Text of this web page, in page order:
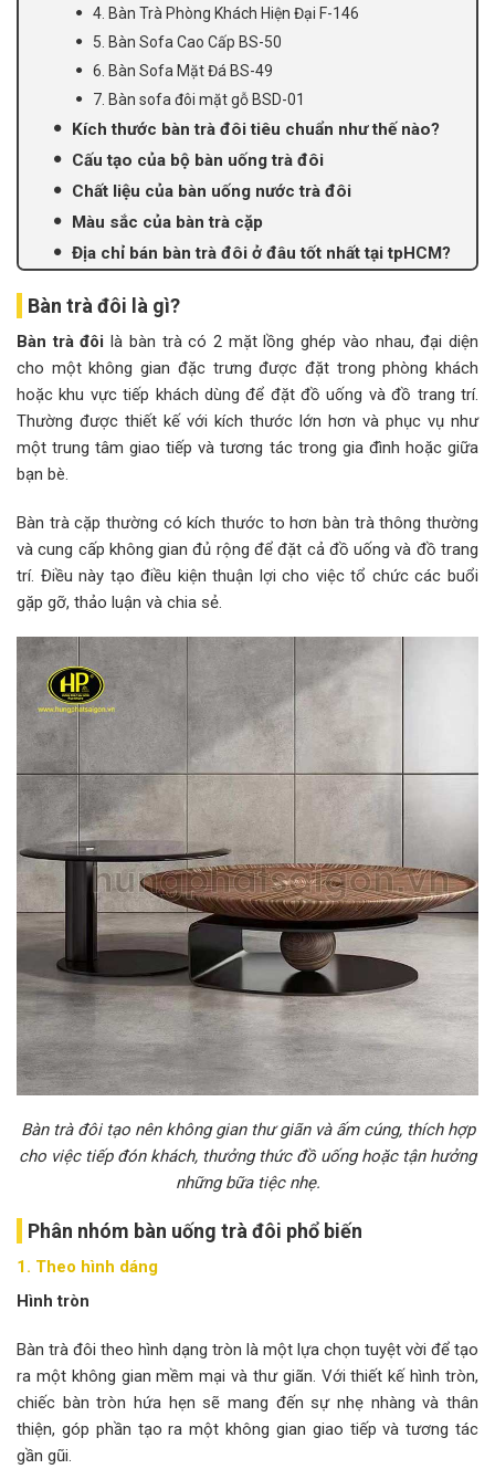
4. Bàn Trà Phòng Khách Hiện Đại F-146
5. Bàn Sofa Cao Cấp BS-50
6. Bàn Sofa Mặt Đá BS-49
7. Bàn sofa đôi mặt gỗ BSD-01
Kích thước bàn trà đôi tiêu chuẩn như thế nào?
Cấu tạo của bộ bàn uống trà đôi
Chất liệu của bàn uống nước trà đôi
Màu sắc của bàn trà cặp
Địa chỉ bán bàn trà đôi ở đâu tốt nhất tại tpHCM?
Bàn trà đôi là gì?
Bàn trà đôi là bàn trà có 2 mặt lồng ghép vào nhau, đại diện
cho một không gian đặc trưng được đặt trong phòng khách
hoặc khu vực tiếp khách dùng để đặt đồ uống và đồ trang trí.
Thường được thiết kế với kích thước lớn hơn và phục vụ như
một trung tâm giao tiếp và tương tác trong gia đình hoặc giữa
bạn bè.
Bàn trà cặp thường có kích thước to hơn bàn trà thông thường
và cung cấp không gian đủ rộng để đặt cả đồ uống và đồ trang
trí. Điều này tạo điều kiện thuận lợi cho việc tổ chức các buổi
gặp gỡ, thảo luận và chia sẻ.
Bàn trà đôi tạo nên không gian thư giãn và ấm cúng, thích hợp
cho việc tiếp đón khách, thưởng thức đồ uống hoặc tận hưởng
những bữa tiệc nhẹ.
Phân nhóm bàn uống trà đôi phổ biến
1. Theo hình dáng
Hình tròn
Bàn trà đôi theo hình dạng tròn là một lựa chọn tuyệt vời để tạo
ra một không gian mềm mại và thư giãn. Với thiết kế hình tròn,
chiếc bàn tròn hứa hẹn sẽ mang đến sự nhẹ nhàng và thân
thiện, góp phần tạo ra một không gian giao tiếp và tương tác
gần gũi.